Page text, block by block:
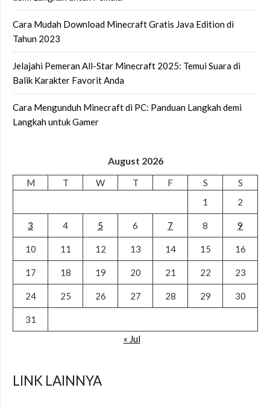
Cara Mudah Download Minecraft Gratis Java Edition di
Tahun 2023
Jelajahi Pemeran All-Star Minecraft 2025: Temui Suara di
Balik Karakter Favorit Anda
Cara Mengunduh Minecraft di PC: Panduan Langkah demi
Langkah untuk Gamer
August 2026
M T W T F S
S
1
2
3 4 5 6 7 8 9
10 11 12 13 14 15 16
17 18 19 20 21 22 23
24 25 26 27 28 29 30
31
« Jul
LINK LAINNYA